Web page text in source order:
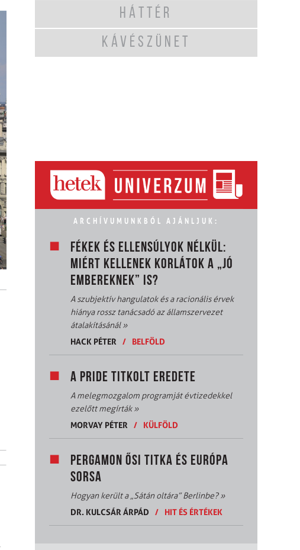
HÁTTÉR
KÁVÉSZÜNET
ARCHÍVUMUNKBÓL AJÁNLJUK:
FÉKEK ÉS ELLENSÚLYOK NÉLKÜL:
MIÉRT KELLENEK KORLÁTOK A „JÓ
EMBEREKNEK” IS?
A szubjektív hangulatok és a racionális érvek
hiánya rossz tanácsadó az államszervezet
átalakításánál»
HACK PÉTER
/ BELFÖLD
A PRIDE TITKOLT EREDETE
A melegmozgalom programját évtizedekkel
ezelőtt megírták»
MORVAY PÉTER
/ KÜLFÖLD
PERGAMON ŐSI TITKA ÉS EURÓPA
SORSA
Hogyan került a „Sátán oltára” Berlinbe?»
DR. KULCSÁR ÁRPÁD
/ HIT ÉS ÉRTÉKEK